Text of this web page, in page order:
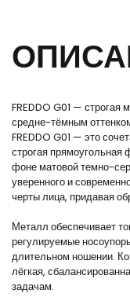
FREDDO G01 — строгая
средне-тёмным
FREDDO G01 — это
строгая
фоне матовой темно-
уверенного и
черты лица, придавая
Металл обеспечивает
регулируемые
длительном ношении.
лёгкая,
задачам.